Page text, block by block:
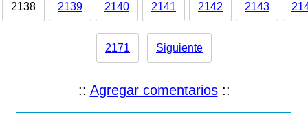
2138 2139 2140 2141 2142 2143
2171 Siguiente
:: Agregar comentarios::